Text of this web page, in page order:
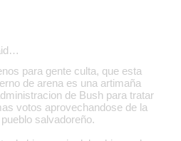
para gente culta, que esta
de arena es una artimaña
de Bush para tratar
votos aprovechandose de la
salvadoreño.